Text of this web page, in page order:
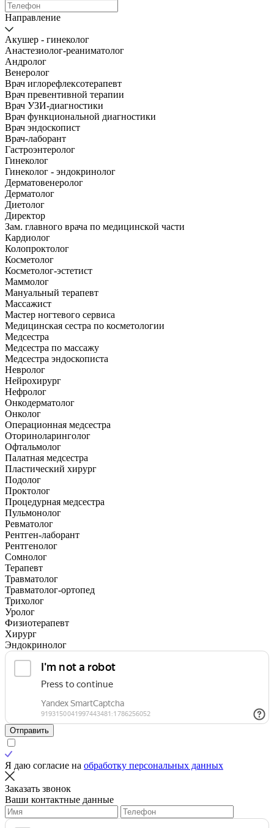
Направление
Акушер - гинеколог
Анастезиолог-реаниматолог
Андролог
Венеролог
Врач иглорефлексотерапевт
Врач превентивной терапии
Врач УЗИ-диагностики
Врач функциональной диагностики
Врач эндоскопист
Врач-лаборант
Гастроэнтеролог
Гинеколог
Гинеколог - эндокринолог
Дерматовенеролог
Дерматолог
Диетолог
Директор
Зам. главного врача по медицинской части
Кардиолог
Колопроктолог
Косметолог
Косметолог-эстетист
Маммолог
Мануальный терапевт
Массажист
Мастер ногтевого сервиса
Медицинская сестра по косметологии
Медсестра
Медсестра по массажу
Медсестра эндоскописта
Невролог
Нейрохирург
Нефролог
Онкодерматолог
Онколог
Операционная медсестра
Оториноларинголог
Офтальмолог
Палатная медсестра
Пластический хирург
Подолог
Проктолог
Процедурная медсестра
Пульмонолог
Ревматолог
Рентген-лаборант
Рентгенолог
Сомнолог
Терапевт
Травматолог
Травматолог-ортопед
Трихолог
Уролог
Физиотерапевт
Хирург
Эндокринолог
Отправить
Я даю согласие на обработку персональных данных
Заказать звонок
Ваши контактные данные